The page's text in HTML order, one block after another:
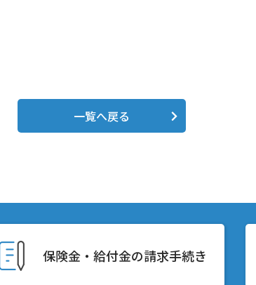
一覧へ戻る
保険金・給付金の請求手続き